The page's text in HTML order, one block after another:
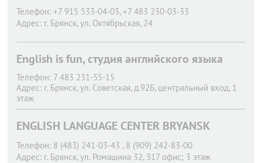
Телефон: +7 915 533-04-03, +7 483 230-03-33
Адрес: г. Брянск, ул. Октябрьская, 24
English is fun, студия английского языка
Телефон: 7 483 231-55-15
Адрес: г. Брянск, ул. Советская, д.92Б, центральный вход, 1
этаж
ENGLISH LANGUAGE CENTER BRYANSK
Телефон: 8 (483) 241-03-43 , 8 (909) 242-83-00
Адрес: г. Брянск, ул. Ромашина 32, 317 офис; 3 этаж